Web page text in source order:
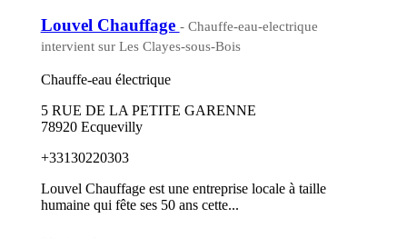
Louvel Chauffage - Chauffe-eau-electrique
intervient sur Les Clayes-sous-Bois
Chauffe-eau électrique
5 RUE DE LA PETITE GARENNE
78920 Ecquevilly
+33130220303
Louvel Chauffage est une entreprise locale à taille
humaine qui fête ses 50 ans cette...